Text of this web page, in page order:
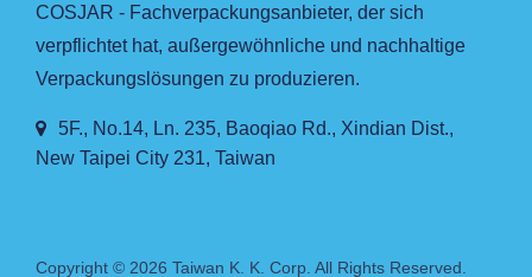
COSJAR - Fachverpackungsanbieter, der sich
verpflichtet hat, außergewöhnliche und nachhaltige
Verpackungslösungen zu produzieren.
5F., No.14, Ln. 235, Baoqiao Rd., Xindian Dist.,
New Taipei City 231, Taiwan
Copyright © 2026 Taiwan K. K. Corp. All Rights Reserved.